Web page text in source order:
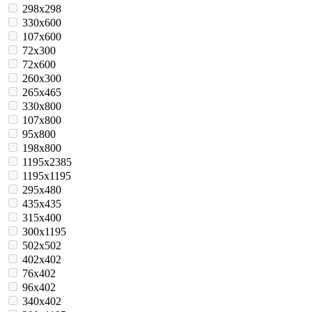
298x298
330x600
107x600
72x300
72x600
260x300
265x465
330x800
107x800
95x800
198x800
1195x2385
1195x1195
295x480
435х435
315х400
300x1195
502x502
402x402
76х402
96x402
340х402